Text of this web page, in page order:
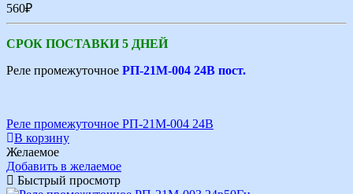
560₽
СРОК ПОСТАВКИ 5 ДНЕЙ
Реле промежуточное РП-21М-004 24В пост.
Реле промежуточное РП-21М-004 24В
В корзину
Желаемое
Добавить в желаемое
Быстрый просмотр